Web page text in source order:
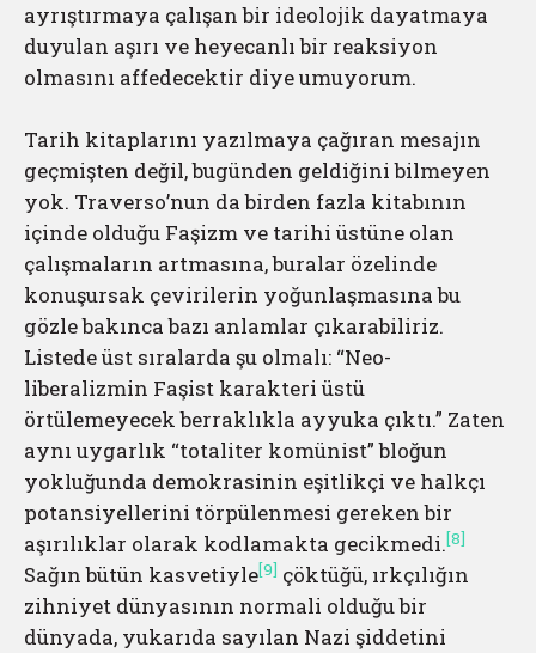
ayrıştırmaya çalışan bir ideolojik dayatmaya
duyulan aşırı ve heyecanlı bir reaksiyon
olmasını affedecektir diye umuyorum.
Tarih kitaplarını yazılmaya çağıran mesajın
geçmişten değil, bugünden geldiğini bilmeyen
yok. Traverso’nun da birden fazla kitabının
içinde olduğu Faşizm ve tarihi üstüne olan
çalışmaların artmasına, buralar özelinde
konuşursak çevirilerin yoğunlaşmasına bu
gözle bakınca bazı anlamlar çıkarabiliriz.
Listede üst sıralarda şu olmalı: “Neo-
liberalizmin Faşist karakteri üstü
örtülemeyecek berraklıkla ayyuka çıktı.” Zaten
aynı uygarlık “totaliter komünist” bloğun
yokluğunda demokrasinin eşitlikçi ve halkçı
potansiyellerini törpülenmesi gereken bir
aşırılıklar olarak kodlamakta gecikmedi.[8]
Sağın bütün kasvetiyle[9] çöktüğü, ırkçılığın
zihniyet dünyasının normali olduğu bir
dünyada, yukarıda sayılan Nazi şiddetini